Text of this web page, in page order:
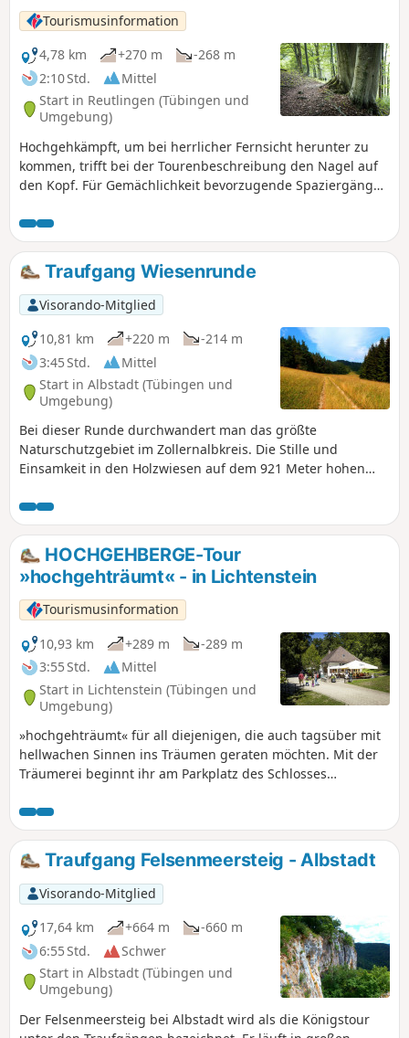
Tourismusinformation
4,78 km
+270 m
-268 m
2:10 Std.
Mittel
Start in Reutlingen (Tübingen und
Umgebung)
Hochgehkämpft, um bei herrlicher Fernsicht herunter zu
kommen, trifft bei der Tourenbeschreibung den Nagel auf
den Kopf. Für Gemächlichkeit bevorzugende Spaziergänger
steilen Pfade nur bedingt geeignet, da er eine gewisse
Sportlichkeit voraussetzt.
Traufgang Wiesenrunde
Visorando-Mitglied
10,81 km
+220 m
-214 m
3:45 Std.
Mittel
Start in Albstadt (Tübingen und
Umgebung)
Bei dieser Runde durchwandert man das größte
Naturschutzgebiet im Zollernalbkreis. Die Stille und
Einsamkeit in den Holzwiesen auf dem 921 Meter hohen
eine überaus erholsame Wanderung mit mehreren schönen
Ausblicken in verträumte Tallagen.
HOCHGEHBERGE-Tour
»hochgehträumt« - in Lichtenstein
Tourismusinformation
10,93 km
+289 m
-289 m
3:55 Std.
Mittel
Start in Lichtenstein (Tübingen und
Umgebung)
»hochgehträumt« für all diejenigen, die auch tagsüber mit
hellwachen Sinnen ins Träumen geraten möchten. Mit der
Träumerei beginnt ihr am Parkplatz des Schlosses
schönsten Kulisse für alle Prinzessinnen (und Prinzen)
bringt – dem Schloss Lichtenstein, majestätisch
emporragend auf einem naturgemeißelten Felsen. Wer bei
all dem Schwelgen am liebsten noch einen kleinen
Adrenalinkick hätte, darf sich den Lichtensteiner
Abenteuerpark in den Höhen der Baumwipfel nicht
entgehen lassen. Danach lockt ein Abstecher zum Alten
Forsthaus. Dort kann man seine Energiereserven aufladen,
um gestärkt den verträumten Weg durch dichte Wälder und
lebendige Wiesen zu beschreiten, der einen nach und nach
zu den sagenhaftesten Aussichtspunkten wie dem
Brunnenstein bringt; dem felsigen Breitenstein, mit
Traufgang Felsenmeersteig - Albstadt
Visorando-Mitglied
17,64 km
+664 m
-660 m
6:55 Std.
Schwer
Start in Albstadt (Tübingen und
Umgebung)
Der Felsenmeersteig bei Albstadt wird als die Königstour